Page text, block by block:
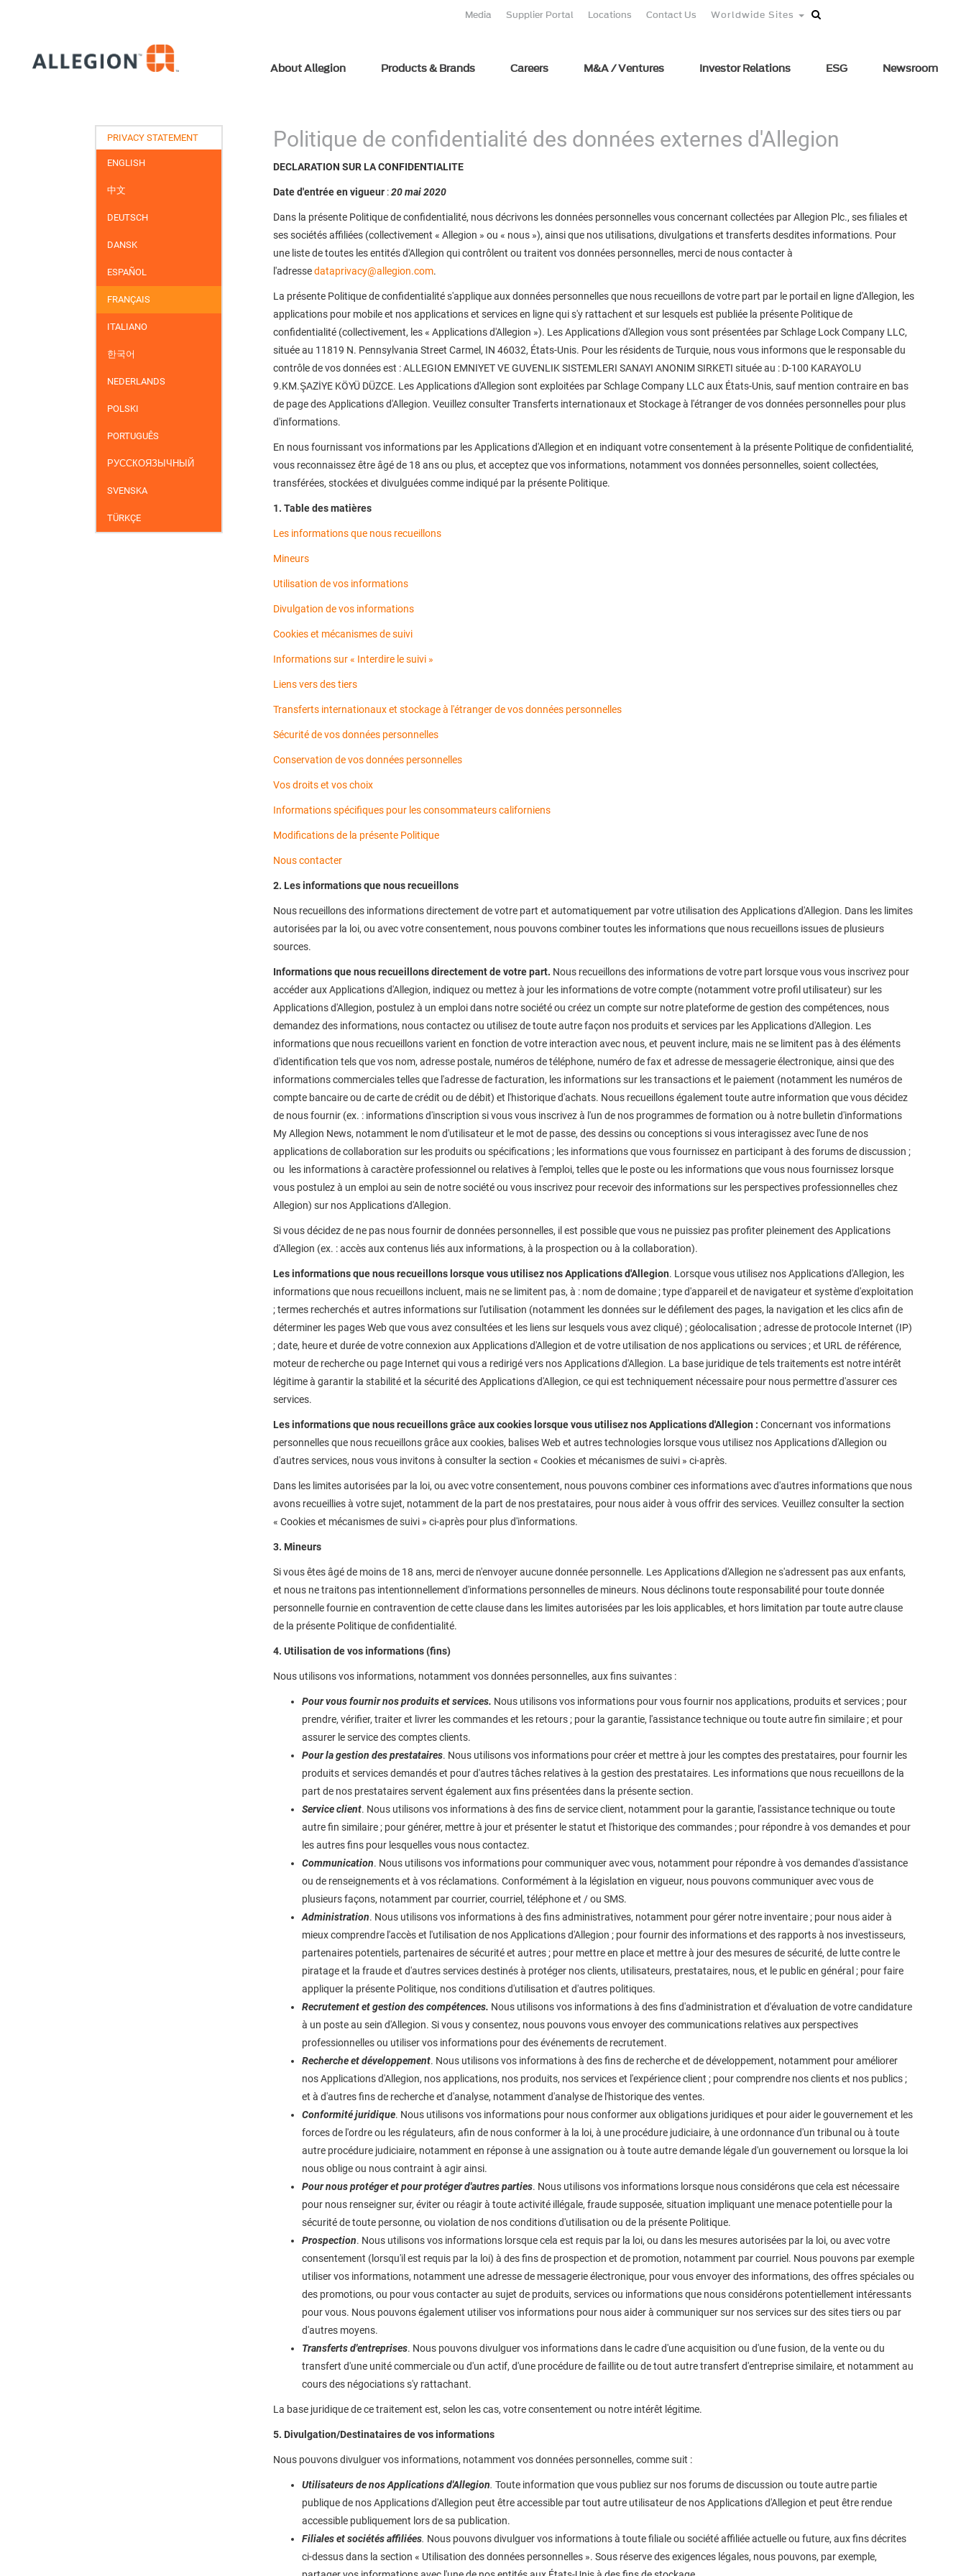
Media Supplier Portal Locations Contact Us Worldwide Sites
About Allegion Products & Brands Careers M&A / Ventures Investor Relations ESG Newsroom
PRIVACY STATEMENT
ENGLISH
中文
DEUTSCH
DANSK
ESPAÑOL
FRANÇAIS
ITALIANO
한국어
NEDERLANDS
POLSKI
PORTUGUÊS
РУССКОЯЗЫЧНЫЙ
SVENSKA
TÜRKÇE
Politique de confidentialité des données externes d'Allegion
DECLARATION SUR LA CONFIDENTIALITE
Date d'entrée en vigueur :20 mai 2020
Dans la présente Politique de confidentialité, nous décrivons les données personnelles vous concernant collectées par Allegion Plc., ses filiales et
ses sociétés affiliées (collectivement « Allegion » ou « nous »), ainsi que nos utilisations, divulgations et transferts desdites informations. Pour
une liste de toutes les entités d'Allegion qui contrôlent ou traitent vos données personnelles, merci de nous contacter à
l'adressedataprivacy@allegion.com.
La présente Politique de confidentialité s'applique aux données personnelles que nous recueillons de votre part par le portail en ligne d'Allegion, les
applications pour mobile et nos applications et services en ligne qui s'y rattachent et sur lesquels est publiée la présente Politique de
confidentialité (collectivement, les « Applications d'Allegion »). Les Applications d'Allegion vous sont présentées par Schlage Lock Company LLC,
située au 11819 N. Pennsylvania Street Carmel, IN 46032, États-Unis. Pour les résidents de Turquie, nous vous informons que le responsable du
contrôle de vos données est : ALLEGION EMNIYET VE GUVENLIK SISTEMLERI SANAYI ANONIM SIRKETI située au : D-100 KARAYOLU
9.KM.ŞAZİYE KÖYÜ DÜZCE. Les Applications d'Allegion sont exploitées par Schlage Company LLC aux États-Unis, sauf mention contraire en bas
de page des Applications d'Allegion. Veuillez consulter Transferts internationaux et Stockage à l'étranger de vos données personnelles pour plus
d'informations.
En nous fournissant vos informations par les Applications d'Allegion et en indiquant votre consentement à la présente Politique de confidentialité,
vous reconnaissez être âgé de 18 ans ou plus, et acceptez que vos informations, notamment vos données personnelles, soient collectées,
transférées, stockées et divulguées comme indiqué par la présente Politique.
1. Table des matières
Les informations que nous recueillons
Mineurs
Utilisation de vos informations
Divulgation de vos informations
Cookies et mécanismes de suivi
Informations sur « Interdire le suivi »
Liens vers des tiers
Transferts internationaux et stockage à l'étranger de vos données personnelles
Sécurité de vos données personnelles
Conservation de vos données personnelles
Vos droits et vos choix
Informations spécifiques pour les consommateurs californiens
Modifications de la présente Politique
Nous contacter
2. Les informations que nous recueillons
Nous recueillons des informations directement de votre part et automatiquement par votre utilisation des Applications d'Allegion. Dans les limites
autorisées par la loi, ou avec votre consentement, nous pouvons combiner toutes les informations que nous recueillons issues de plusieurs
sources.
Informations que nous recueillons directement de votre part. Nous recueillons des informations de votre part lorsque vous vous inscrivez pour
accéder aux Applications d'Allegion, indiquez ou mettez à jour les informations de votre compte (notamment votre profil utilisateur) sur les
Applications d'Allegion, postulez à un emploi dans notre société ou créez un compte sur notre plateforme de gestion des compétences, nous
demandez des informations, nous contactez ou utilisez de toute autre façon nos produits et services par les Applications d'Allegion. Les
informations que nous recueillons varient en fonction de votre interaction avec nous, et peuvent inclure, mais ne se limitent pas à des éléments
d'identification tels que vos nom, adresse postale, numéros de téléphone, numéro de fax et adresse de messagerie électronique, ainsi que des
informations commerciales telles que l'adresse de facturation, les informations sur les transactions et le paiement (notamment les numéros de
compte bancaire ou de carte de crédit ou de débit) et l'historique d'achats. Nous recueillons également toute autre information que vous décidez
de nous fournir (ex. : informations d'inscription si vous vous inscrivez à l'un de nos programmes de formation ou à notre bulletin d'informations
My Allegion News, notamment le nom d'utilisateur et le mot de passe, des dessins ou conceptions si vous interagissez avec l'une de nos
applications de collaboration sur les produits ou spécifications ; les informations que vous fournissez en participant à des forums de discussion ;
ou les informations à caractère professionnel ou relatives à l'emploi, telles que le poste ou les informations que vous nous fournissez lorsque
vous postulez à un emploi au sein de notre société ou vous inscrivez pour recevoir des informations sur les perspectives professionnelles chez
Allegion) sur nos Applications d'Allegion.
Si vous décidez de ne pas nous fournir de données personnelles, il est possible que vous ne puissiez pas profiter pleinement des Applications
d'Allegion (ex. : accès aux contenus liés aux informations, à la prospection ou à la collaboration).
Les informations que nous recueillons lorsque vous utilisez nos Applications d'Allegion. Lorsque vous utilisez nos Applications d'Allegion, les
informations que nous recueillons incluent, mais ne se limitent pas, à : nom de domaine ; type d'appareil et de navigateur et système d'exploitation
; termes recherchés et autres informations sur l'utilisation (notamment les données sur le défilement des pages, la navigation et les clics afin de
déterminer les pages Web que vous avez consultées et les liens sur lesquels vous avez cliqué) ; géolocalisation ; adresse de protocole Internet (IP)
; date, heure et durée de votre connexion aux Applications d'Allegion et de votre utilisation de nos applications ou services ; et URL de référence,
moteur de recherche ou page Internet qui vous a redirigé vers nos Applications d'Allegion. La base juridique de tels traitements est notre intérêt
légitime à garantir la stabilité et la sécurité des Applications d'Allegion, ce qui est techniquement nécessaire pour nous permettre d'assurer ces
services.
Les informations que nous recueillons grâce aux cookies lorsque vous utilisez nos Applications d'Allegion : Concernant vos informations
personnelles que nous recueillons grâce aux cookies, balises Web et autres technologies lorsque vous utilisez nos Applications d'Allegion ou
d'autres services, nous vous invitons à consulter la section « Cookies et mécanismes de suivi » ci-après.
Dans les limites autorisées par la loi, ou avec votre consentement, nous pouvons combiner ces informations avec d'autres informations que nous
avons recueillies à votre sujet, notamment de la part de nos prestataires, pour nous aider à vous offrir des services. Veuillez consulter la section
« Cookies et mécanismes de suivi » ci-après pour plus d'informations.
3. Mineurs
Si vous êtes âgé de moins de 18 ans, merci de n'envoyer aucune donnée personnelle. Les Applications d'Allegion ne s'adressent pas aux enfants,
et nous ne traitons pas intentionnellement d'informations personnelles de mineurs. Nous déclinons toute responsabilité pour toute donnée
personnelle fournie en contravention de cette clause dans les limites autorisées par les lois applicables, et hors limitation par toute autre clause
de la présente Politique de confidentialité.
4. Utilisation de vos informations (fins)
Nous utilisons vos informations, notamment vos données personnelles, aux fins suivantes :
Pour vous fournir nos produits et services. Nous utilisons vos informations pour vous fournir nos applications, produits et services ; pour
prendre, vérifier, traiter et livrer les commandes et les retours ; pour la garantie, l'assistance technique ou toute autre fin similaire ; et pour
assurer le service des comptes clients.
Pour la gestion des prestataires. Nous utilisons vos informations pour créer et mettre à jour les comptes des prestataires, pour fournir les
produits et services demandés et pour d'autres tâches relatives à la gestion des prestataires. Les informations que nous recueillons de la
part de nos prestataires servent également aux fins présentées dans la présente section.
Service client. Nous utilisons vos informations à des fins de service client, notamment pour la garantie, l'assistance technique ou toute
autre fin similaire ; pour générer, mettre à jour et présenter le statut et l'historique des commandes ; pour répondre à vos demandes et pour
les autres fins pour lesquelles vous nous contactez.
Communication. Nous utilisons vos informations pour communiquer avec vous, notamment pour répondre à vos demandes d'assistance
ou de renseignements et à vos réclamations. Conformément à la législation en vigueur, nous pouvons communiquer avec vous de
plusieurs façons, notamment par courrier, courriel, téléphone et / ou SMS.
Administration. Nous utilisons vos informations à des fins administratives, notamment pour gérer notre inventaire ; pour nous aider à
mieux comprendre l'accès et l'utilisation de nos Applications d'Allegion ; pour fournir des informations et des rapports à nos investisseurs,
partenaires potentiels, partenaires de sécurité et autres ; pour mettre en place et mettre à jour des mesures de sécurité, de lutte contre le
piratage et la fraude et d'autres services destinés à protéger nos clients, utilisateurs, prestataires, nous, et le public en général ; pour faire
appliquer la présente Politique, nos conditions d'utilisation et d'autres politiques.
Recrutement et gestion des compétences. Nous utilisons vos informations à des fins d'administration et d'évaluation de votre candidature
à un poste au sein d'Allegion. Si vous y consentez, nous pouvons vous envoyer des communications relatives aux perspectives
professionnelles ou utiliser vos informations pour des événements de recrutement.
Recherche et développement. Nous utilisons vos informations à des fins de recherche et de développement, notamment pour améliorer
nos Applications d'Allegion, nos applications, nos produits, nos services et l'expérience client ; pour comprendre nos clients et nos publics ;
et à d'autres fins de recherche et d'analyse, notamment d'analyse de l'historique des ventes.
Conformité juridique. Nous utilisons vos informations pour nous conformer aux obligations juridiques et pour aider le gouvernement et les
forces de l'ordre ou les régulateurs, afin de nous conformer à la loi, à une procédure judiciaire, à une ordonnance d'un tribunal ou à toute
autre procédure judiciaire, notamment en réponse à une assignation ou à toute autre demande légale d'un gouvernement ou lorsque la loi
nous oblige ou nous contraint à agir ainsi.
Pour nous protéger et pour protéger d'autres parties. Nous utilisons vos informations lorsque nous considérons que cela est nécessaire
pour nous renseigner sur, éviter ou réagir à toute activité illégale, fraude supposée, situation impliquant une menace potentielle pour la
sécurité de toute personne, ou violation de nos conditions d'utilisation ou de la présente Politique.
Prospection. Nous utilisons vos informations lorsque cela est requis par la loi, ou dans les mesures autorisées par la loi, ou avec votre
consentement (lorsqu'il est requis par la loi) à des fins de prospection et de promotion, notamment par courriel. Nous pouvons par exemple
utiliser vos informations, notamment une adresse de messagerie électronique, pour vous envoyer des informations, des offres spéciales ou
des promotions, ou pour vous contacter au sujet de produits, services ou informations que nous considérons potentiellement intéressants
pour vous. Nous pouvons également utiliser vos informations pour nous aider à communiquer sur nos services sur des sites tiers ou par
d'autres moyens.
Transferts d'entreprises. Nous pouvons divulguer vos informations dans le cadre d'une acquisition ou d'une fusion, de la vente ou du
transfert d'une unité commerciale ou d'un actif, d'une procédure de faillite ou de tout autre transfert d'entreprise similaire, et notamment au
cours des négociations s'y rattachant.
La base juridique de ce traitement est, selon les cas, votre consentement ou notre intérêt légitime.
5. Divulgation/Destinataires de vos informations
Nous pouvons divulguer vos informations, notamment vos données personnelles, comme suit :
Utilisateurs de nos Applications d'Allegion. Toute information que vous publiez sur nos forums de discussion ou toute autre partie
publique de nos Applications d'Allegion peut être accessible par tout autre utilisateur de nos Applications d'Allegion et peut être rendue
accessible publiquement lors de sa publication.
Filiales et sociétés affiliées. Nous pouvons divulguer vos informations à toute filiale ou société affiliée actuelle ou future, aux fins décrites
ci-dessus dans la section « Utilisation des données personnelles ». Sous réserve des exigences légales, nous pouvons, par exemple,